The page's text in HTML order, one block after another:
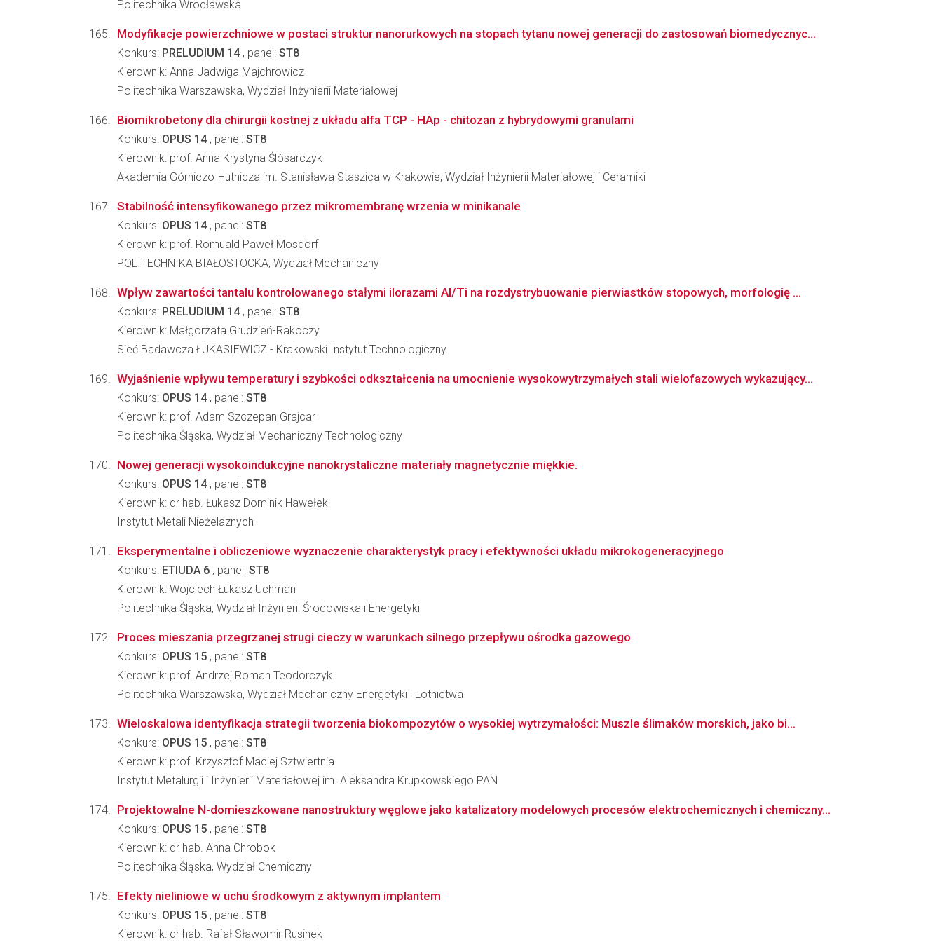
Politechnika Wrocławska
Modyfikacje powierzchniowe w postaci struktur nanorurkowych na stopach tytanu nowej generacji do zastosowań biomedycznyc...
Konkurs: PRELUDIUM 14, panel: ST8
Kierownik: Anna Jadwiga Majchrowicz
Politechnika Warszawska, Wydział Inżynierii Materiałowej
Biomikrobetony dla chirurgii kostnej z układu alfa TCP - HAp - chitozan z hybrydowymi granulami
Konkurs: OPUS 14, panel: ST8
Kierownik: prof. Anna Krystyna Ślósarczyk
Akademia Górniczo-Hutnicza im. Stanisława Staszica w Krakowie, Wydział Inżynierii Materiałowej i Ceramiki
Stabilność intensyfikowanego przez mikromembranę wrzenia w minikanale
Konkurs: OPUS 14, panel: ST8
Kierownik: prof. Romuald Paweł Mosdorf
POLITECHNIKA BIAŁOSTOCKA, Wydział Mechaniczny
Wpływ zawartości tantalu kontrolowanego stałymi ilorazami Al/Ti na rozdystrybuowanie pierwiastków stopowych, morfologię ...
Konkurs: PRELUDIUM 14, panel: ST8
Kierownik: Małgorzata Grudzień-Rakoczy
Sieć Badawcza ŁUKASIEWICZ - Krakowski Instytut Technologiczny
Wyjaśnienie wpływu temperatury i szybkości odkształcenia na umocnienie wysokowytrzymałych stali wielofazowych wykazujący...
Konkurs: OPUS 14, panel: ST8
Kierownik: prof. Adam Szczepan Grajcar
Politechnika Śląska, Wydział Mechaniczny Technologiczny
Nowej generacji wysokoindukcyjne nanokrystaliczne materiały magnetycznie miękkie.
Konkurs: OPUS 14, panel: ST8
Kierownik: dr hab. Łukasz Dominik Hawełek
Instytut Metali Nieżelaznych
Eksperymentalne i obliczeniowe wyznaczenie charakterystyk pracy i efektywności układu mikrokogeneracyjnego
Konkurs: ETIUDA 6 , panel: ST8
Kierownik: Wojciech Łukasz Uchman
Politechnika Śląska, Wydział Inżynierii Środowiska i Energetyki
Proces mieszania przegrzanej strugi cieczy w warunkach silnego przepływu ośrodka gazowego
Konkurs: OPUS 15 , panel: ST8
Kierownik: prof. Andrzej Roman Teodorczyk
Politechnika Warszawska, Wydział Mechaniczny Energetyki i Lotnictwa
Wieloskalowa identyfikacja strategii tworzenia biokompozytów o wysokiej wytrzymałości: Muszle ślimaków morskich, jako bi...
Konkurs: OPUS 15 , panel: ST8
Kierownik: prof. Krzysztof Maciej Sztwiertnia
Instytut Metalurgii i Inżynierii Materiałowej im. Aleksandra Krupkowskiego PAN
Projektowalne N-domieszkowane nanostruktury węglowe jako katalizatory modelowych procesów elektrochemicznych i chemiczny...
Konkurs: OPUS 15 , panel: ST8
Kierownik: dr hab. Anna Chrobok
Politechnika Śląska, Wydział Chemiczny
Efekty nieliniowe w uchu środkowym z aktywnym implantem
Konkurs: OPUS 15 , panel: ST8
Kierownik: dr hab. Rafał Sławomir Rusinek